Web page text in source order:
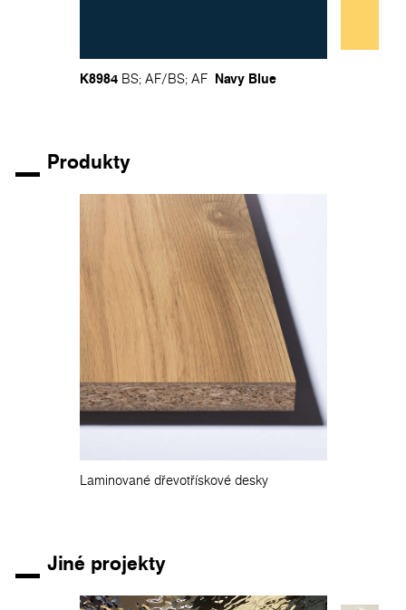
K8984 BS; AF/BS; AF Navy Blue
Produkty
Laminované dřevotřískové desky
Jiné projekty